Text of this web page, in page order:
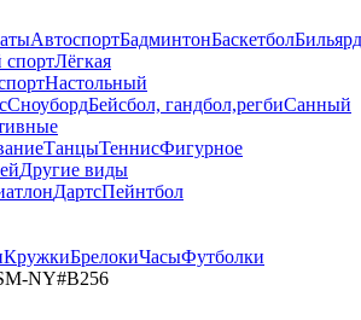
АвтоспортБадминтонБаскетболБильярд
Лёгкая
Настольный
СноубордБейсбол, гандбол,регбиСанный
ТанцыТеннисФигурное
Другие виды
ДартсПейнтбол
КружкиБрелокиЧасыФутболки
NY#B256